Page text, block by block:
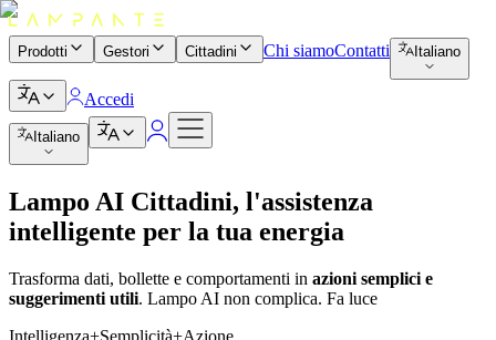
Prodotti Gestori Cittadini Chi siamoContatti Italiano
Accedi
Italiano
Lampo AI Cittadini, l'assistenza
intelligente per la tua energia
Trasforma dati, bollette e comportamenti in azioni semplici e
suggerimenti utili. Lampo AI non complica. Fa luce
Intelligenza+Semplicità+Azione